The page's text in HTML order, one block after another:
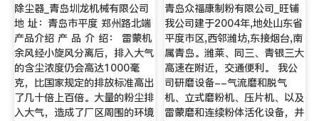
除尘器_青岛圳龙机械有限公司
地 址：青岛市平度 郑州路北端
产品介绍 产 品 介 绍： 雷蒙机
余风经小旋风分离后，排入大气
的含尘浓度仍会高达1000毫
克，比国家规定的排放标准高出
了几十倍上百倍。大量的粉尘排
入大气，造成了厂区周围的环境
青岛众福康制粉有限公司_旺铺
我公司建于2004年,地处山东省
平度市区,西邻潍坊,东接烟台,南
属青岛。潍莱、同三、青银三大
高速在附近，交通便利。 我公
司研磨设备--气流磨和脱气
机、立式磨粉机、压片机、以及
雷蒙磨和连续粉体活化设备，并